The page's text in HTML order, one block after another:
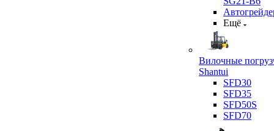
Ещё
Вилочные
Shantui
SFD30
SFD35
SFD50S
SFD70